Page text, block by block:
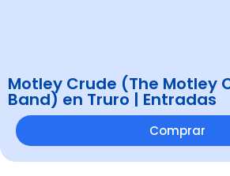
Motley Crude (The Motley
Band) en Truro | Entradas
Comprar